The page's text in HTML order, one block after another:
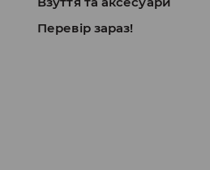
Перевір зараз!